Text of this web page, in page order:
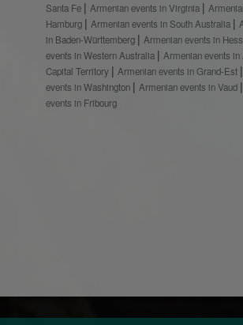
Santa Fe
Armenian events in Virginia
Hamburg
Armenian events in South Australia
in Baden-Württemberg
Armenian events in
events in Western Australia
Armenian events
Capital Territory
Armenian events in Grand-Est
events in Washington
Armenian events in Vaud
events in Fribourg